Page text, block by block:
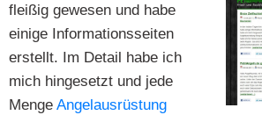
fleißig gewesen und habe
einige Informationsseiten
erstellt. Im Detail habe ich
mich hingesetzt und jede
Menge Angelausrüstung